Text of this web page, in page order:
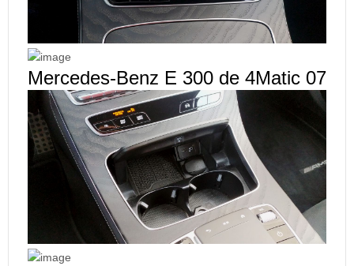
Mercedes-Benz E 300 de 4Matic 07